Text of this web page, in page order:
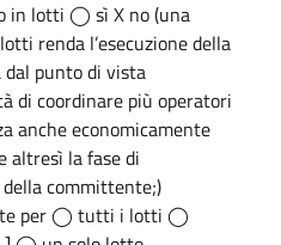
in lotti ◯ sì X no (una
renda l’esecuzione della
dal punto di vista
di coordinare più operatori
anche economicamente
altresì la fase di
committente;)
per ◯ tutti i lotti ◯